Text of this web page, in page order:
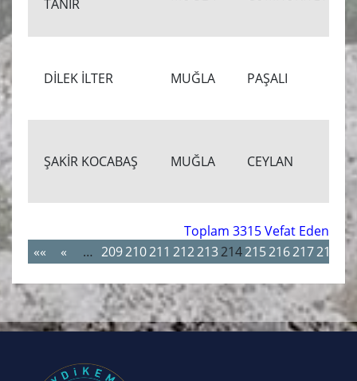
TANIR
DİLEK İLTER MUĞLA PAŞALI
ŞAKİR KOCABAŞ MUĞLA CEYLAN
Toplam 3315 Vefat Eden
««
« … 209210211 212213 214215216217218